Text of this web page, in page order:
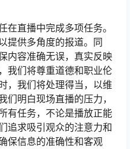
在直播中完成多项任务。
提供多角度的报道。同
内容准确无误，真实反映
我们将尊重道德和职业伦
，我们将处理得当，以维
们明白现场直播的压力，
有任务，不论是播放正能
追求吸引观众的注意力和
保信息的准确性和客观